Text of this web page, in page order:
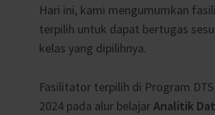
Hari ini, kami mengumumkan
terpilih untuk dapat bertugas
kelas yang dipilihnya.
Fasilitator terpilih di Program DTS
2024 pada alur belajarAnalitik